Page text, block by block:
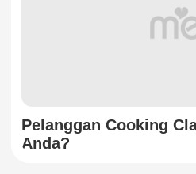
Pelanggan Cooking
Anda?